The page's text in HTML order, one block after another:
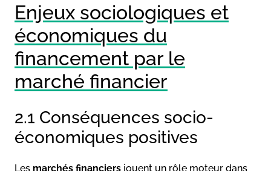
Enjeux sociologiques et
économiques du
financement par le
marché financier
2.1 Conséquences socio-
économiques positives
Les marchés financiers jouent un rôle moteur dans